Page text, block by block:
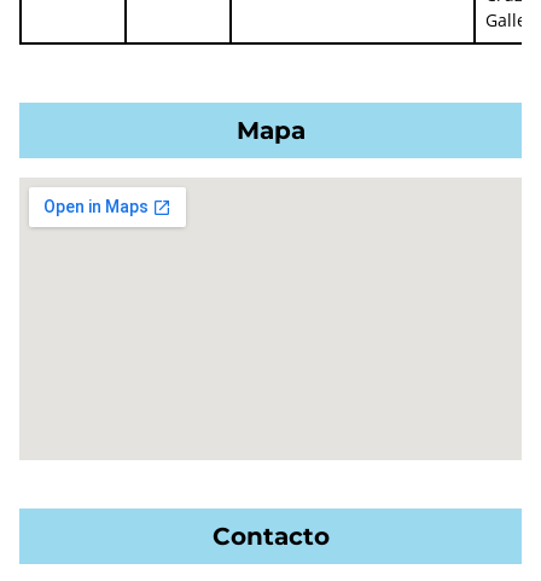
Mapa
Contacto